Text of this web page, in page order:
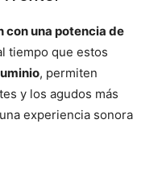
con una potencia de
tiempo que estos
, permiten
y los agudos más
experiencia sonora